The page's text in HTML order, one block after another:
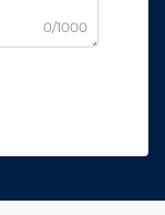
0/1000